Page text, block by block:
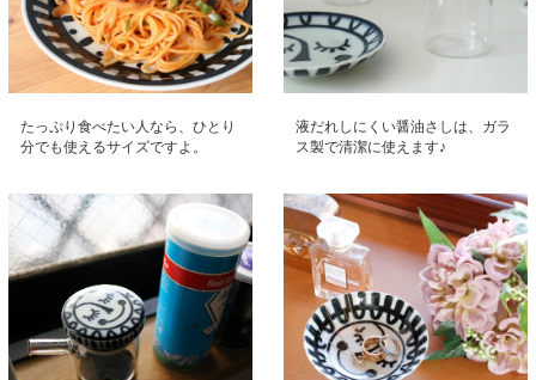
たっぷり食べたい人なら、ひとり
分でも使えるサイズですよ。
液だれしにくい醤油さしは、ガラ
ス製で清潔に使えます♪